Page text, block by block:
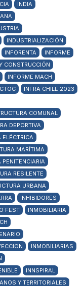
INDIA
INDUSTRIALIZACIÓN
INFORENTA
INFORME
CONSTRUCCIÓN
INFORME MACH
INFRA CHILE 2023
COMUNAL
DEPORTIVA
ELÉCTRICA
MARÍTIMA
PENITENCIARIA
RESILENTE
URBANA
INHIBIDORES
FEST
INMOBILIARIA
INMOBILIARIAS
INNSPIRAL
Y TERRITORIALES